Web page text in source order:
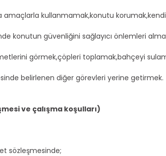
amaçlarla kullanmamak,konutu
konutun güvenliğini sağlayıcı önlemleri
görmek,çöpleri toplamak,bahçeyi
belirlenen diğer görevleri yerine getirmek.
ve çalışma koşulları)
sözleşmesinde;